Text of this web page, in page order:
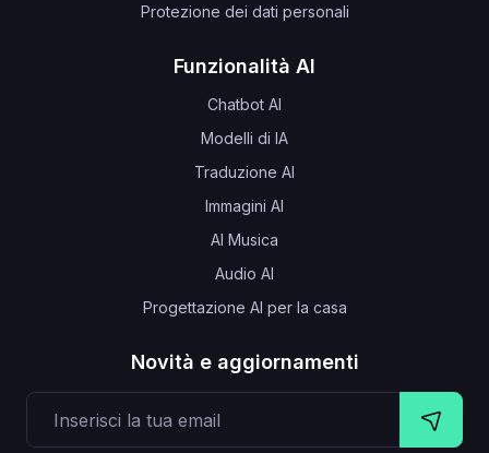
Protezione dei dati personali
Funzionalità AI
Chatbot AI
Modelli di IA
Traduzione AI
Immagini AI
AI Musica
Audio AI
Progettazione AI per la casa
Novità e aggiornamenti